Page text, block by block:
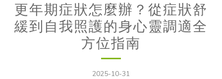
更年期症狀怎麼辦？從症狀舒
緩到自我照護的身心靈調適全
方位指南
2025-10-31